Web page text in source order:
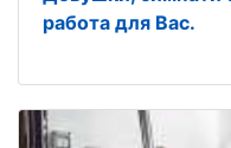
работа для Вас.